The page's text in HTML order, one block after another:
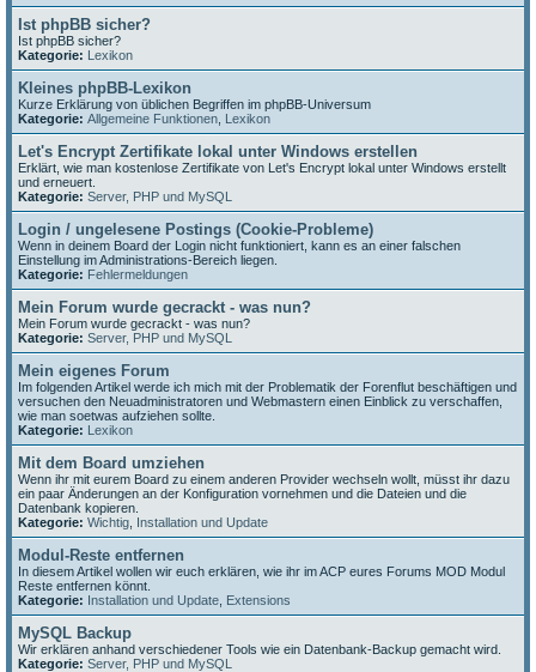
Ist phpBB sicher?
Ist phpBB sicher?
Kategorie: Lexikon
Kleines phpBB-Lexikon
Kurze Erklärung von üblichen Begriffen im phpBB-Universum
Kategorie: Allgemeine Funktionen Lexikon
Let's Encrypt Zertifikate lokal unter Windows erstellen
Erklärt, wie man kostenlose Zertifikate von Let's Encrypt lokal unter Windows erstellt
und erneuert.
Kategorie: Server, PHP und MySQL
Login / ungelesene Postings (Cookie-Probleme)
Wenn in deinem Board der Login nicht funktioniert, kann es an einer falschen
Einstellung im Administrations-Bereich liegen.
Kategorie: Fehlermeldungen
Mein Forum wurde gecrackt - was nun?
Mein Forum wurde gecrackt - was nun?
Kategorie: Server, PHP und MySQL
Mein eigenes Forum
Im folgenden Artikel werde ich mich mit der Problematik der Forenflut beschäftigen und
versuchen den Neuadministratoren und Webmastern einen Einblick zu verschaffen,
wie man soetwas aufziehen sollte.
Kategorie: Lexikon
Mit dem Board umziehen
Wenn ihr mit eurem Board zu einem anderen Provider wechseln wollt, müsst ihr dazu
ein paar Änderungen an der Konfiguration vornehmen und die Dateien und die
Datenbank kopieren.
Kategorie: Wichtig Installation und Update
Modul-Reste entfernen
In diesem Artikel wollen wir euch erklären, wie ihr im ACP eures Forums MOD Modul
Reste entfernen könnt.
Kategorie: Installation und Update Extensions
MySQL Backup
Wir erklären anhand verschiedener Tools wie ein Datenbank-Backup gemacht wird.
Kategorie: Server, PHP und MySQL